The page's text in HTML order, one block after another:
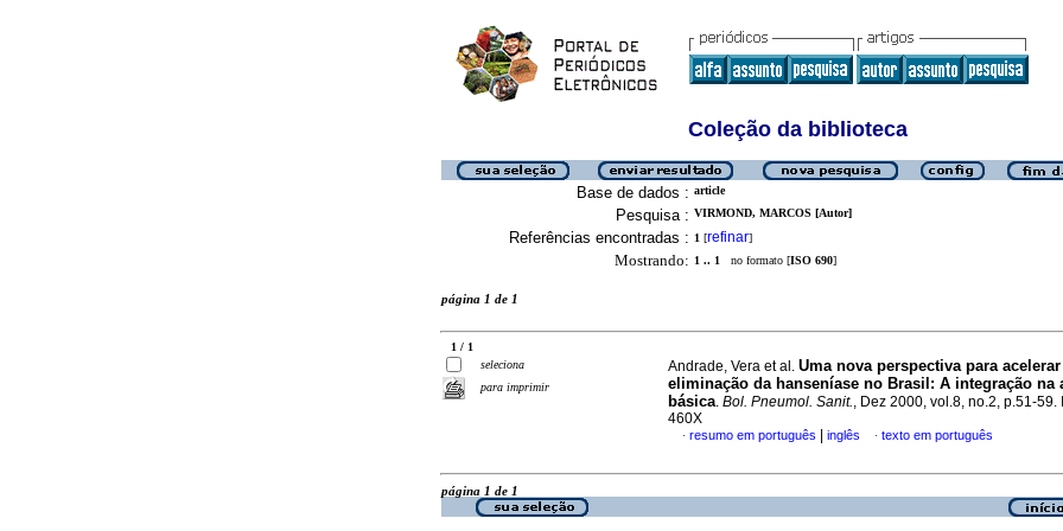
Coleção da biblioteca
Base de dados : article
Pesquisa : VIRMOND, MARCOS [Autor]
Referências encontradas : 1 [refinar]
Mostrando: 1 .. 1 no formato [ISO 690]
página 1 de 1
1 / 1
seleciona
para imprimir
Andrade, Vera et al. Uma nova perspectiva para acelerar
eliminação da hanseníase no Brasil : A integração na
básica. Bol. Pneumol. Sanit., Dez 2000, vol.8, no.2, p.51-59.
460X
· resumo em português inglês · texto em português
página 1 de 1